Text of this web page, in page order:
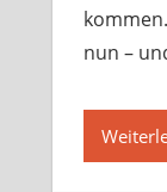
nun –